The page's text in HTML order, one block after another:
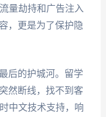
量劫持和广告注入
，更是为了保护隐
后的护城河。留学
然断线，找不到客
中文技术支持，响